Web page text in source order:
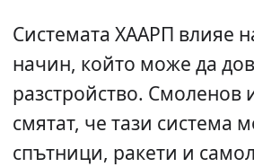
Системата ХААРП влияе
начин, който може да
разстройство. Смоленов
смятат, че тази система
спътници, ракети и